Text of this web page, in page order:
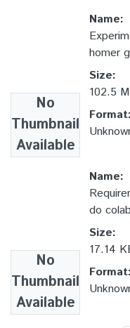
No
Thumbnail
Available
Name:
homer
Size:
102.5
Format:
No
Thumbnail
Available
Name:
do
Size:
17.14
Format: